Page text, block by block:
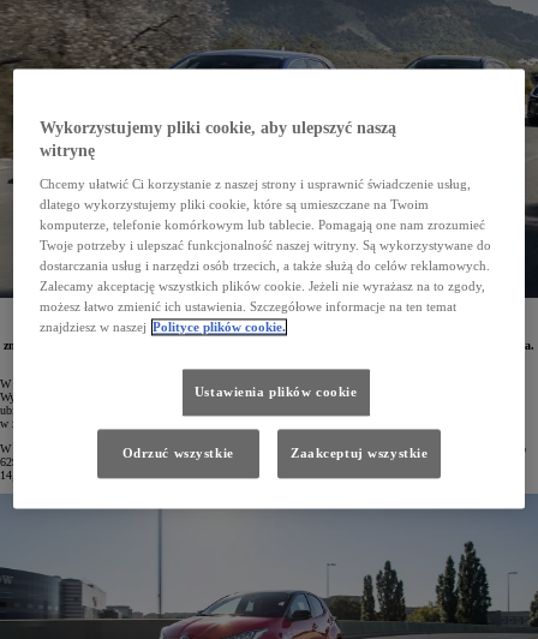
Od stycznia do czerwca 2023 roku w Polsce zarejestrowano 43 824 samochody osobowe Toyoty.
To najlepsze półrocze w historii marki w naszym kraju. Wśród 10 najchętniej wybieranych modeli
znalazło się aż 5 pojazdów Toyoty. Najpopularniejszym samochodem osobowym w Polsce była Corolla.
W pierwszym półroczu 2023 roku liczba zarejestrowanych samochodów Toyoty w Polsce sięgnęła 43 824.
Wynik ten jest o blisko 6 tys. egzemplarzy lepszy niż miało to miejsce w analogicznym okresie roku
ubiegłego. Udział Toyoty w rynku wyniósł 18,4% (wzrost o 0,5 p.p.). Przewaga nad drugą marką
w zestawieniu wzrosła do blisko 18 tys. zarejestrowanych aut.
W czerwcu 2023 roku Toyota również była zdecydowanym liderem całego rynku. Na polskie drogi wyjechało
6290 aut osobowych marki. Toyota zajęła w tym miesiącu pierwsze miejsce zarówno wśród firm (4460 egz.,
14,5% udziału), jak i wśród klientów indywidualnych (1830 egz., 16,9% udziału).
Wykorzystujemy pliki cookie, aby ulepszyć naszą
witrynę
Chcemy ułatwić Ci korzystanie z naszej strony i usprawnić świadczenie usług,
dlatego wykorzystujemy pliki cookie, które są umieszczane na Twoim
komputerze, telefonie komórkowym lub tablecie. Pomagają one nam zrozumieć
Twoje potrzeby i ulepszać funkcjonalność naszej witryny. Są wykorzystywane do
dostarczania usług i narzędzi osób trzecich, a także służą do celów reklamowych.
Zalecamy akceptację wszystkich plików cookie. Jeżeli nie wyrażasz na to zgody,
możesz łatwo zmienić ich ustawienia. Szczegółowe informacje na ten temat
znajdziesz w naszej Polityce plików cookie.
Ustawienia plików cookie
Odrzuć wszystkie Zaakceptuj wszystkie